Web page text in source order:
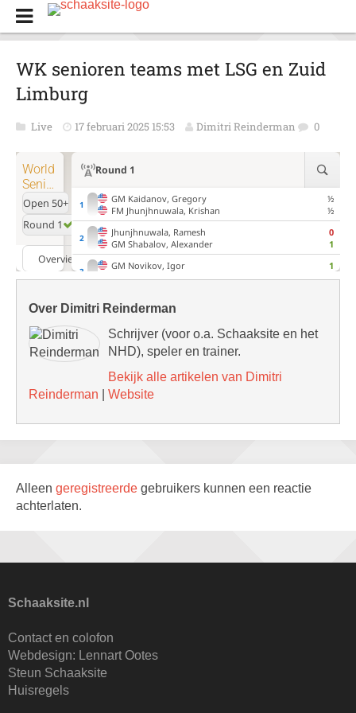
WK senioren teams met LSG en Zuid
Limburg
Live 17 februari 2025 15:53 Dimitri Reinderman 0
Over Dimitri Reinderman
Schrijver (voor o.a. Schaaksite en het
NHD), speler en trainer.
Bekijk alle artikelen van Dimitri
Reinderman
Website
Alleen geregistreerde gebruikers kunnen een reactie
achterlaten.
Schaaksite.nl
Contact en colofon
Webdesign: Lennart Ootes
Steun Schaaksite
Huisregels